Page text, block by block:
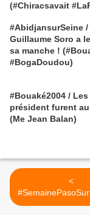
(#Chiracsavait
#AbidjansurSeine
Guillaume Soro a
sa manche !
#BogaDoudou)
#Bouaké2004 /
président furent
(Me Jean Balan)
<
/ Contre la